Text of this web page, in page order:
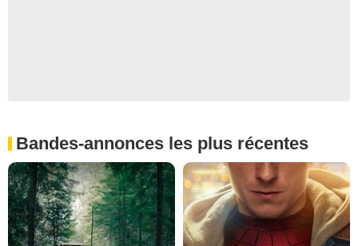
Bandes-annonces les plus récentes